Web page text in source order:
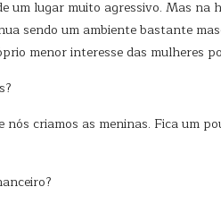
um lugar muito agressivo. Mas
sendo um ambiente bastante
menor interesse das mulheres
criamos as meninas. Fica um